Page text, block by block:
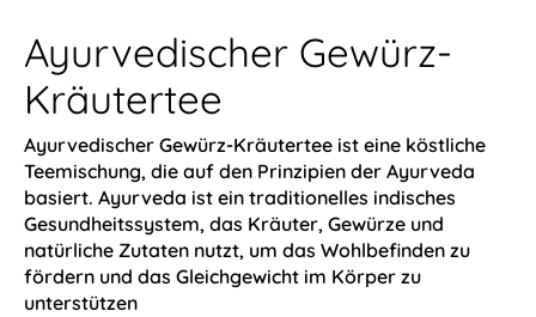
Ayurvedischer Gewürz-
Kräutertee
Ayurvedischer Gewürz-Kräutertee ist eine köstliche
Teemischung, die auf den Prinzipien der Ayurveda
basiert. Ayurveda ist ein traditionelles indisches
Gesundheitssystem, das Kräuter, Gewürze und
natürliche Zutaten nutzt, um das Wohlbefinden zu
fördern und das Gleichgewicht im Körper zu
unterstützen